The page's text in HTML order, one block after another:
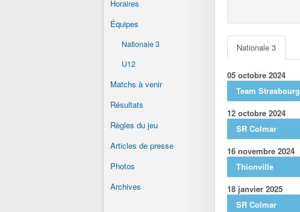
Horaires
Équipes
Nationale 3
U12
Matchs à venir
Résultats
Règles du jeu
Articles de presse
Photos
Archives
Nationale 3
05 octobre 2024
Team Strasbourg
12 octobre 2024
SR Colmar
16 novembre 2024
Thionville
18 janvier 2025
SR Colmar